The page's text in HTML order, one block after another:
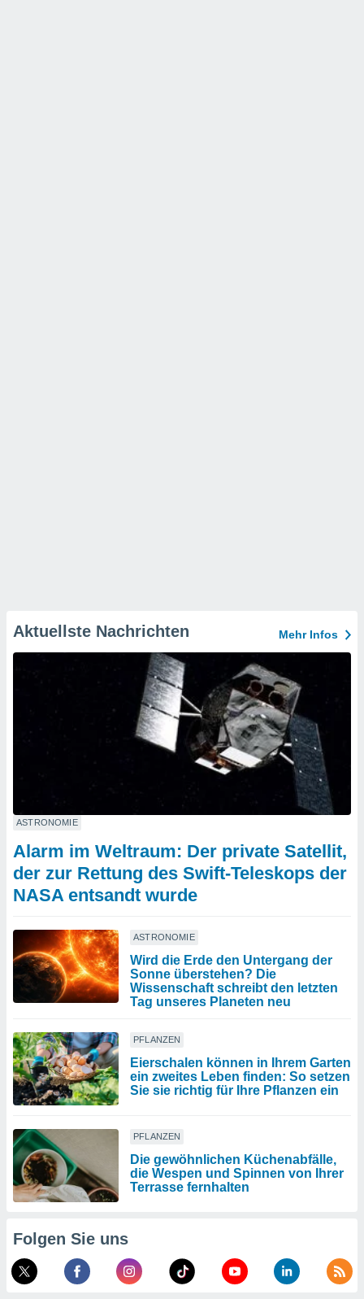
Aktuellste Nachrichten Mehr Infos
ASTRONOMIE
Alarm im Weltraum: Der private Satellit,
der zur Rettung des Swift-Teleskops der
NASA entsandt wurde
ASTRONOMIE
Wird die Erde den Untergang der
Sonne überstehen? Die
Wissenschaft schreibt den letzten
Tag unseres Planeten neu
PFLANZEN
Eierschalen können in Ihrem Garten
ein zweites Leben finden: So setzen
Sie sie richtig für Ihre Pflanzen ein
PFLANZEN
Die gewöhnlichen Küchenabfälle,
die Wespen und Spinnen von Ihrer
Terrasse fernhalten
Folgen Sie uns